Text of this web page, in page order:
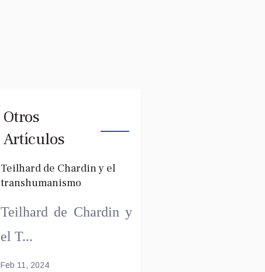
Otros
Artículos
Teilhard de Chardin y el
transhumanismo
Teilhard de Chardin y
el T...
Feb 11, 2024